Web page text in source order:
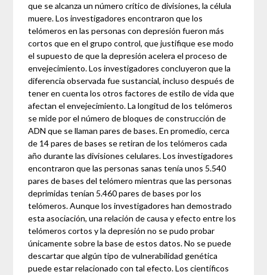
que se alcanza un número crítico de divisiones, la célula
muere. Los investigadores encontraron que los
telómeros en las personas con depresión fueron más
cortos que en el grupo control, que justifique ese modo
el supuesto de que la depresión acelera el proceso de
envejecimiento. Los investigadores concluyeron que la
diferencia observada fue sustancial, incluso después de
tener en cuenta los otros factores de estilo de vida que
afectan el envejecimiento. La longitud de los telómeros
se mide por el número de bloques de construcción de
ADN que se llaman pares de bases. En promedio, cerca
de 14 pares de bases se retiran de los telómeros cada
año durante las divisiones celulares. Los investigadores
encontraron que las personas sanas tenía unos 5.540
pares de bases del telómero mientras que las personas
deprimidas tenían 5.460 pares de bases por los
telómeros. Aunque los investigadores han demostrado
esta asociación, una relación de causa y efecto entre los
telómeros cortos y la depresión no se pudo probar
únicamente sobre la base de estos datos. No se puede
descartar que algún tipo de vulnerabilidad genética
puede estar relacionado con tal efecto. Los científicos